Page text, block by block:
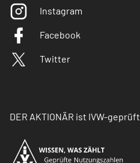
Instagram
Facebook
Twitter
DER AKTIONÄR ist IVW-geprüft